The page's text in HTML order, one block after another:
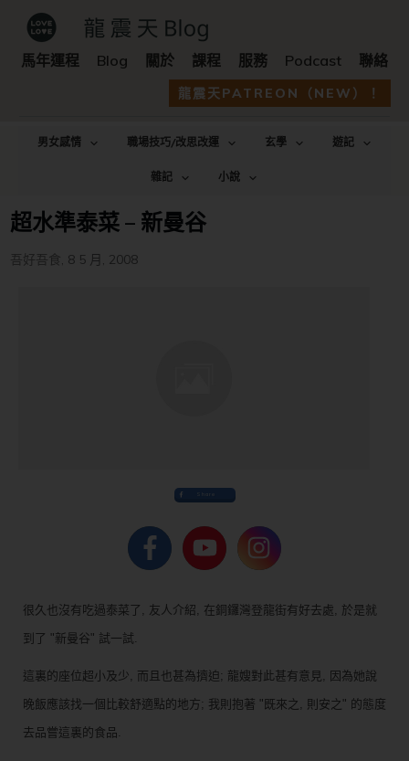
馬年運程 Blog 關於 課程 服務 Podcast 聯絡
龍震天PATREON（NEW）！
男女感情 職場技巧/改思改運 玄學
遊記
雜記
小說
超水準泰菜 – 新曼谷
吾好吾食, 8 5 月, 2008
Share
很久也沒有吃過泰菜了, 友人介紹, 在銅鑼灣登龍街有好去處, 於是就
到了 "新曼谷" 試一試.
這裏的座位超小及少, 而且也甚為擠迫; 龍嫂對此甚有意見, 因為她說
晚飯應該找一個比較舒適點的地方; 我則抱著 "既來之, 則安之" 的態度
去品嘗這裏的食品.